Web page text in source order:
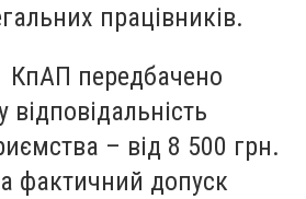
працівників.
КпАП передбачено
відповідальність
– від 8 500 грн.
фактичний допуск